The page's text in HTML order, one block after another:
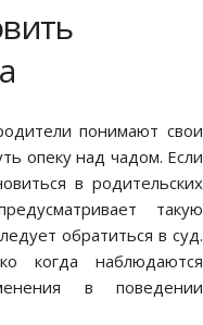
понимают свои
опеку над чадом. Если
в родительских
такую
обратиться в суд.
когда наблюдаются
в поведении